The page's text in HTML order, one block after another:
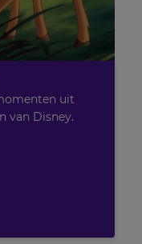
uit
van Disney.